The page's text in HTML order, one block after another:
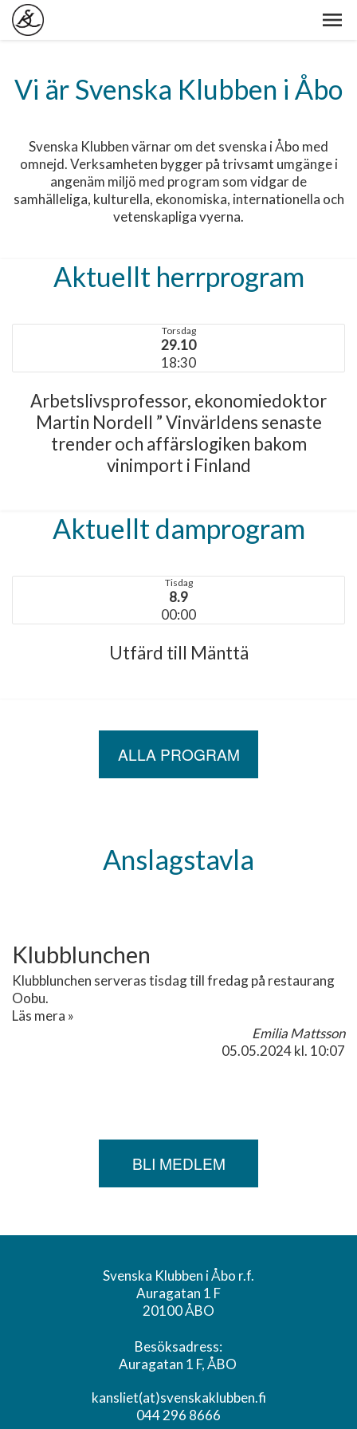
Vi är Svenska Klubben i Åbo
Svenska Klubben värnar om det svenska i Åbo med
omnejd. Verksamheten bygger på trivsamt umgänge i
angenäm miljö med program som vidgar de
samhälleliga, kulturella, ekonomiska, internationella och
vetenskapliga vyerna.
Aktuellt herrprogram
Torsdag
29.10
18:30
Arbetslivsprofessor, ekonomiedoktor
Martin Nordell ” Vinvärldens senaste
trender och affärslogiken bakom
vinimport i Finland
Aktuellt damprogram
Tisdag
8.9
00:00
Utfärd till Mänttä
ALLA PROGRAM
Anslagstavla
Klubblunchen
Klubblunchen serveras tisdag till fredag på restaurang
Oobu.
Läs mera »
Emilia Mattsson
05.05.2024kl. 10:07
BLI MEDLEM
Svenska Klubben i Åbo r.f.
Auragatan 1 F
20100 ÅBO
Besöksadress:
Auragatan 1 F, ÅBO
kansliet(at)svenskaklubben.fi
044 296 8666